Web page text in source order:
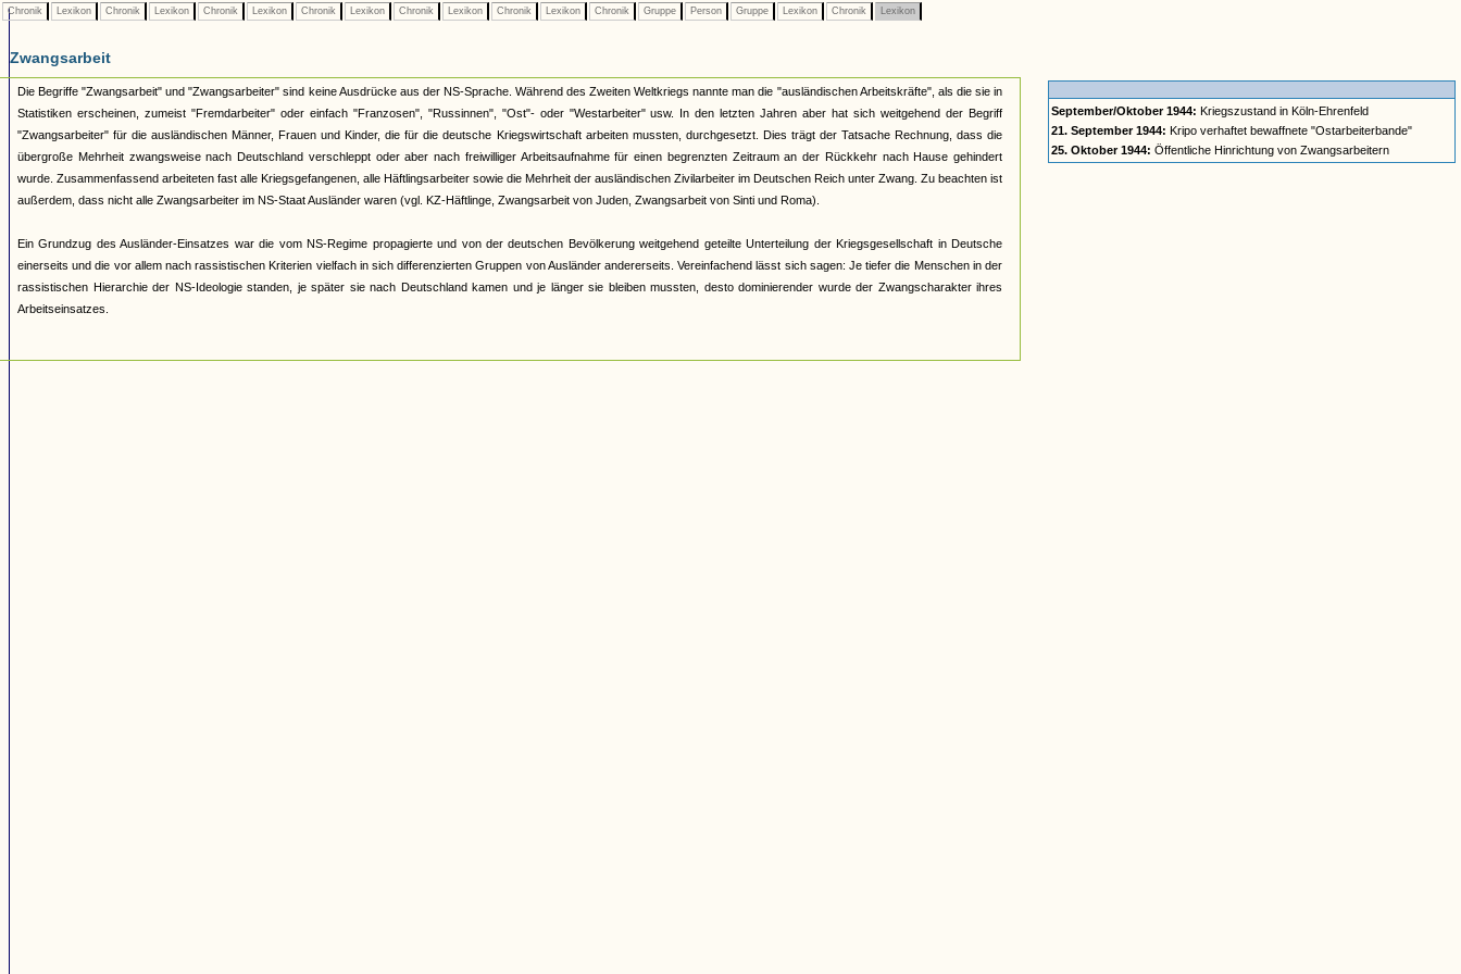
Chronik Lexikon Chronik Lexikon Chronik Lexikon Chronik Lexikon Chronik Lexikon Chronik Lexikon Chronik Gruppe Person Gruppe Lexikon Chronik Lexikon
Zwangsarbeit
Die Begriffe "Zwangsarbeit" und "Zwangsarbeiter" sind keine Ausdrücke aus der NS-Sprache. Während des Zweiten Weltkriegs nannte man die "ausländischen Arbeitskräfte", als die sie in
Statistiken erscheinen, zumeist "Fremdarbeiter" oder einfach "Franzosen", "Russinnen", "Ost"- oder "Westarbeiter" usw. In den letzten Jahren aber hat sich weitgehend der Begriff
"Zwangsarbeiter" für die ausländischen Männer, Frauen und Kinder, die für die deutsche Kriegswirtschaft arbeiten mussten, durchgesetzt. Dies trägt der Tatsache Rechnung, dass die
übergroße Mehrheit zwangsweise nach Deutschland verschleppt oder aber nach freiwilliger Arbeitsaufnahme für einen begrenzten Zeitraum an der Rückkehr nach Hause gehindert
wurde. Zusammenfassend arbeiteten fast alle Kriegsgefangenen, alle Häftlingsarbeiter sowie die Mehrheit der ausländischen Zivilarbeiter im Deutschen Reich unter Zwang. Zu beachten ist
außerdem, dass nicht alle Zwangsarbeiter im NS-Staat Ausländer waren (vgl. KZ-Häftlinge, Zwangsarbeit von Juden, Zwangsarbeit von Sinti und Roma).
Ein Grundzug des Ausländer-Einsatzes war die vom NS-Regime propagierte und von der deutschen Bevölkerung weitgehend geteilte Unterteilung der Kriegsgesellschaft in Deutsche
einerseits und die vor allem nach rassistischen Kriterien vielfach in sich differenzierten Gruppen von Ausländer andererseits. Vereinfachend lässt sich sagen: Je tiefer die Menschen in der
rassistischen Hierarchie der NS-Ideologie standen, je später sie nach Deutschland kamen und je länger sie bleiben mussten, desto dominierender wurde der Zwangscharakter ihres
Arbeitseinsatzes.
September/Oktober 1944: Kriegszustand in Köln-Ehrenfeld
21. September 1944: Kripo verhaftet bewaffnete "Ostarbeiterbande"
25. Oktober 1944: Öffentliche Hinrichtung von Zwangsarbeitern